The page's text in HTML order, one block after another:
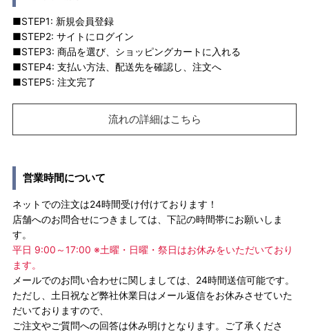
■STEP1: 新規会員登録
■STEP2: サイトにログイン
■STEP3: 商品を選び、ショッピングカートに入れる
■STEP4: 支払い方法、配送先を確認し、注文へ
■STEP5: 注文完了
流れの詳細はこちら
営業時間について
ネットでの注文は24時間受け付けております！
店舗へのお問合せにつきましては、下記の時間帯にお願いしま
す。
平日 9:00～17:00 ※土曜・日曜・祭日はお休みをいただいており
ます。
メールでのお問い合わせに関しましては、24時間送信可能です。
ただし、土日祝など弊社休業日はメール返信をお休みさせていた
だいておりますので、
ご注文やご質問への回答は休み明けとなります。ご了承くださ